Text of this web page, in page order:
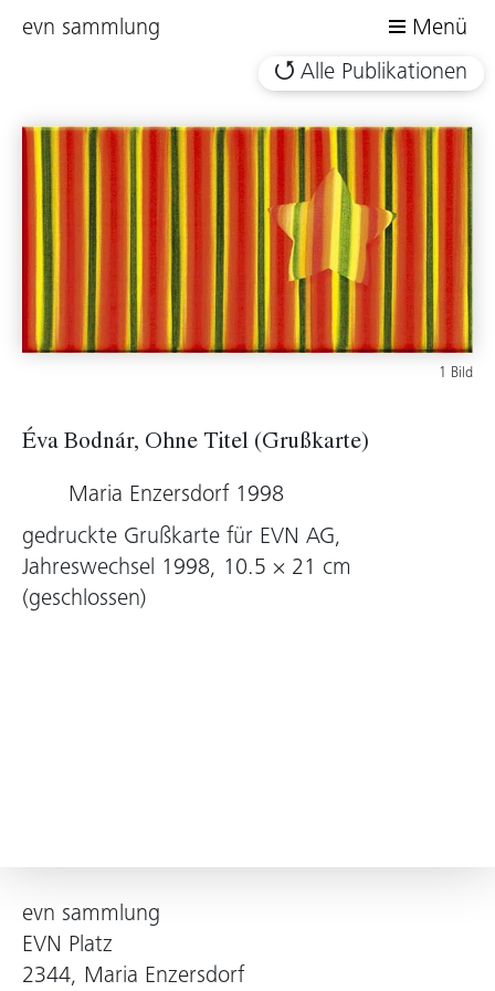
evn sammlung
Menü
Alle Publikationen
1 Bild
Éva Bodnár, Ohne Titel (Grußkarte)
Maria Enzersdorf 1998
gedruckte Grußkarte für EVN AG,
Jahreswechsel 1998, 10.5 × 21 cm
(geschlossen)
evn sammlung
EVN Platz
2344, Maria Enzersdorf